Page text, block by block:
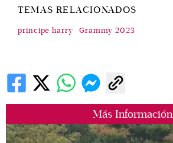
Más Información
TEMAS RELACIONADOS
principe harry Grammy 2023